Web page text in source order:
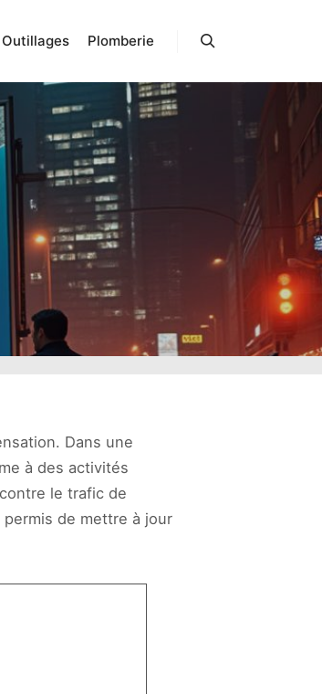
Outillages Plomberie
Dans une
à des activités
le trafic de
de mettre à jour